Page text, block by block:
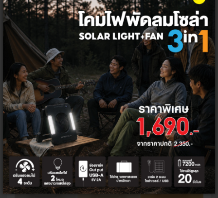
จะดูจากจำนวนวัตต์เดียวกันกับหลอดรุ่นเก่าไม่ได้ เพราะหลอดไฟ LED ให้
ค่าความสว่างที่มากกว่า และกินไฟน้อยกว่านั่นเอง หลายคนจึงมักตั้ง
คำถามว่าหลอดไฟ LED ในบ้านควรจะใช้กี่วัตต์ เพราะไม่แน่ใจว่าควรจะ
เลือกหลอดไฟแบบไหนถึงจะสว่างพอต่อความต้องการนั่นเอง
ตัวอย่างเช่น หลอด LED ขนาด 5 วัตต์จะส่องสว่างได้เทียบเท่าหลอดฟลู
ออเรสเซนซ์ 11 วัตต์ และเท่ากับหลอดไส้ 50 วัตต์ ดังนั้น หากว่าเป็น
หลอดชนิดเดียวกัน เราอาจจะอนุมานได้ว่า ยิ่งมีจำนวนวัตต์มากก็ยิ่ง
สว่างมาก เพราะกินไฟมาก แต่ หากใครอยากแน่ใจควรดูที่ค่าลูเมนจะดี
กว่า สามารถเทียบค่าความสว่างได้กับหลอดทุกประเภท และทุกรูปแบบ